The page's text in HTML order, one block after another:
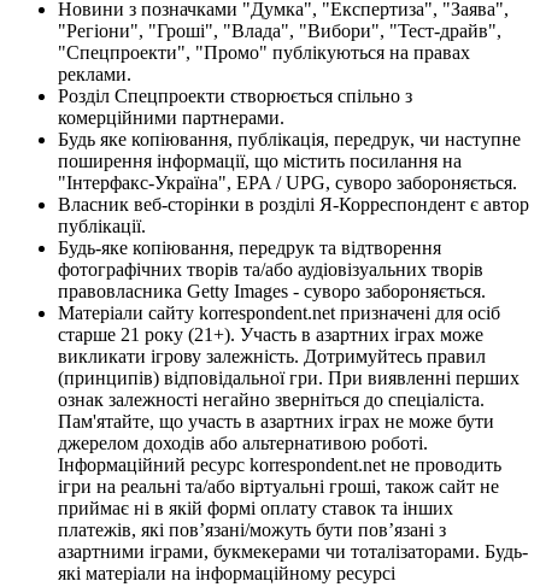
Новини з позначками "Думка", "Експертиза", "Заява",
"Регіони", "Гроші", "Влада", "Вибори", "Тест-драйв",
"Спецпроекти", "Промо" публікуються на правах
реклами.
Розділ Спецпроекти створюється спільно з
комерційними партнерами.
Будь яке копіювання, публікація, передрук, чи наступне
поширення інформації, що містить посилання на
"Інтерфакс-Україна", EPA / UPG, суворо забороняється.
Власник веб-сторінки в розділі Я-Корреспондент є автор
публікації.
Будь-яке копіювання, передрук та відтворення
фотографічних творів та/або аудіовізуальних творів
правовласника Getty Images - суворо забороняється.
Матеріали сайту korrespondent.net призначені для осіб
старше 21 року (21+). Участь в азартних іграх може
викликати ігрову залежність. Дотримуйтесь правил
(принципів) відповідальної гри. При виявленні перших
ознак залежності негайно зверніться до спеціаліста.
Пам'ятайте, що участь в азартних іграх не може бути
джерелом доходів або альтернативою роботі.
Інформаційний ресурс korrespondent.net не проводить
ігри на реальні та/або віртуальні гроші, також сайт не
приймає ні в якій формі оплату ставок та інших
платежів, які пов’язані/можуть бути пов’язані з
азартними іграми, букмекерами чи тоталізаторами. Будь-
які матеріали на інформаційному ресурсі